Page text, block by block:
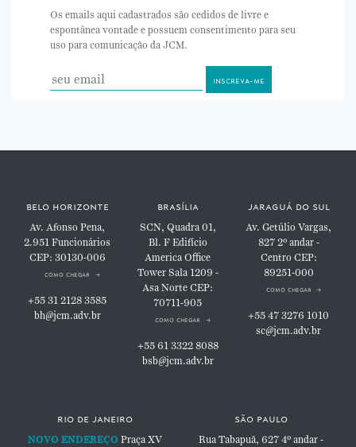
Os emails aqui cadastrados são cedidos de livre e
espontânea vontade e possuem consentimento para seu
uso para comunicação da JCM.
belo horizonte
Av. Afonso Pena,
2.951Funcionários
CEP: 30130-006
como chegar
+55 31 2128 3585
bh@jcm.adv.br
brasília
SCN, Quadra 01,
Bl. FEdifício
America Office
TowerSala 1209 -
Asa NorteCEP:
70711-905
como chegar
+55 61 3322 8088
bsb@jcm.adv.br
jaraguá do sul
Av. Getúlio Vargas,
8272º andar -
Centro CEP:
89251-000
como chegar
+55 47 3276 1010
sc@jcm.adv.br
rio de janeiro
NOVO ENDEREÇO Praça XV
são paulo
Rua Tabapuã, 6274º andar -